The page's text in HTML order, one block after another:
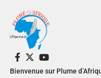
Bienvenue sur Plume